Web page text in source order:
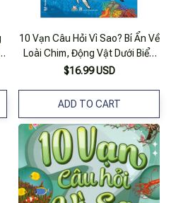
10 Vạn Câu Hỏi Vì Sao? Bí Ẩn Về
Loài Chim, Động Vật Dưới Biển
Và Đại Dương
$16.99 USD
ADD TO CART